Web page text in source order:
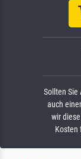
Sollten Sie
auch
wir
Kosten